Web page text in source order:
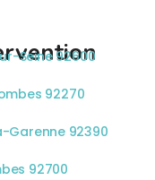
Seine 92600
92270
Garenne 92390
92700